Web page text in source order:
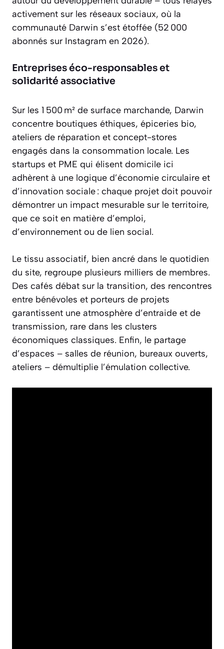
activement sur les réseaux sociaux, où la
communauté Darwin s’est étoffée (52 000
abonnés sur Instagram en 2026).
Entreprises éco-responsables et
solidarité associative
Sur les 1 500 m² de surface marchande, Darwin
concentre boutiques éthiques, épiceries bio,
ateliers de réparation et concept-stores
engagés dans la consommation locale. Les
startups et PME qui élisent domicile ici
adhèrent à une logique d’économie circulaire et
d’innovation sociale : chaque projet doit pouvoir
démontrer un impact mesurable sur le territoire,
que ce soit en matière d’emploi,
d’environnement ou de lien social.
Le tissu associatif, bien ancré dans le quotidien
du site, regroupe plusieurs milliers de membres.
Des cafés débat sur la transition, des rencontres
entre bénévoles et porteurs de projets
garantissent une atmosphère d’entraide et de
transmission, rare dans les clusters
économiques classiques. Enfin, le partage
d’espaces – salles de réunion, bureaux ouverts,
ateliers – démultiplie l’émulation collective.